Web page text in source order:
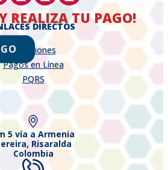
DIRECTOS
Admisiones
Pagos en Línea
PQRS
5 vía a Armenia
Risaralda
Colombia
REALIZA TU PAGO!